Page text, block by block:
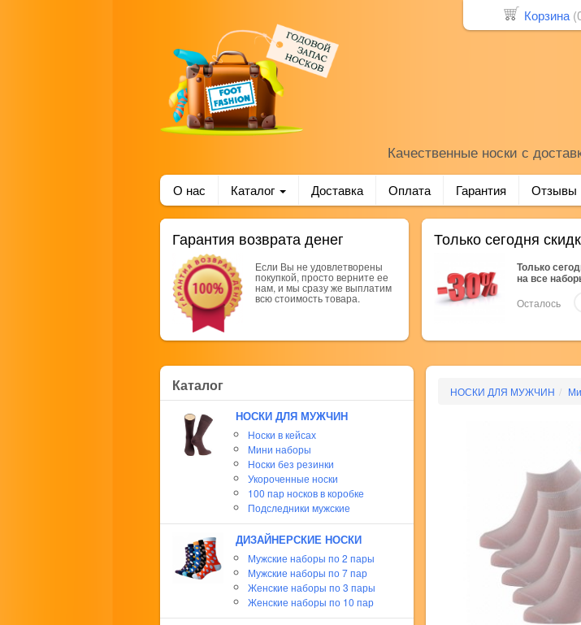
Качественные носки с
О нас Каталог Доставка Оплата Гарантия Отзывы
Гарантия возврата денег
Если Вы не удовлетворены
покупкой, просто верните ее
нам, и мы сразу же выплатим
всю стоимость товара.
Только сегодня
Только
на все
Осталось
Каталог
НОСКИ ДЛЯ МУЖЧИН
Носки в кейсах
Мини наборы
Носки без резинки
Укороченные носки
100 пар носков в коробке
Подследники мужские
ДИЗАЙНЕРСКИЕ НОСКИ
Мужские наборы по 2 пары
Мужские наборы по 7 пар
Женские наборы по 3 пары
Женские наборы по 10 пар
НОСКИ ДЛЯ МУЖЧИН
Корзина (